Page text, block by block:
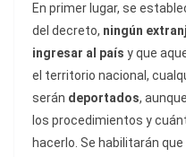
En primer lugar, se
del decreto, ningún
ingresar al país y que
el territorio nacional,
serán deportados,
los procedimientos y
hacerlo. Se habilitarán